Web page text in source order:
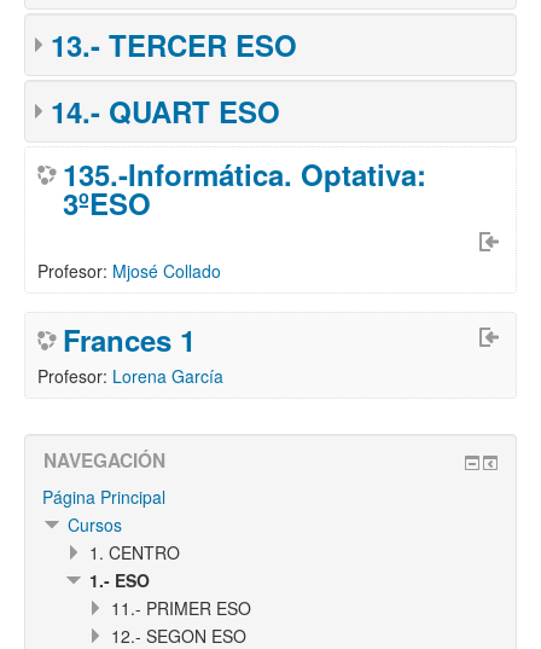
13.- TERCER ESO
14.- QUART ESO
135.-Informática. Optativa:
3ºESO
Profesor: Mjosé Collado
Frances 1
Profesor: Lorena García
NAVEGACIÓN
Página Principal
Cursos
1. CENTRO
1.- ESO
11.- PRIMER ESO
12.- SEGON ESO